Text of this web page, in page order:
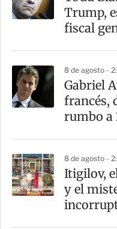
r
t
Trump,
fiscal
8 de agosto -
Gabriel
francés,
rumbo a
8 de agosto -
Itigilov,
y el